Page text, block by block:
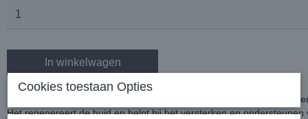
In winkelwagen
Dit is een zeer fijne lotion die vervelende jeuk verzacht en het
Het regenereert de huid en helpt bij het versterken en ondersteunen
Cookies toestaan Opties